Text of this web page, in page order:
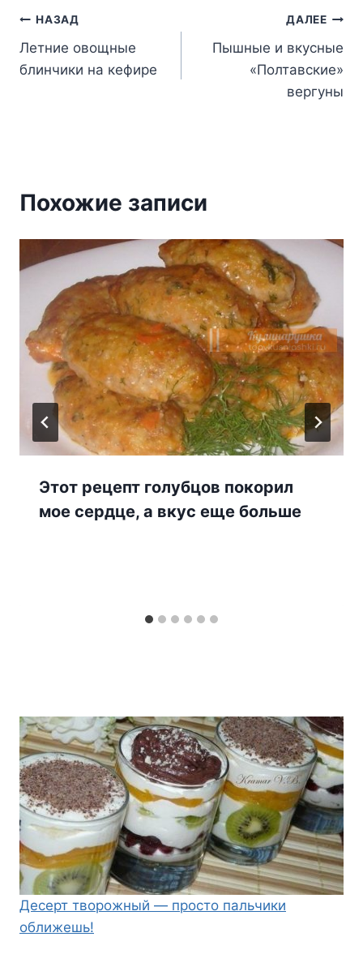
Навигация
по
НАЗАД
Летние овощные
блинчики на кефире
ДАЛЕЕ
Пышные и вкусные
«Полтавские»
вергуны
Похожие записи
Этот рецепт голубцов покорил
мое сердце, а вкус еще больше
Десерт творожный — просто пальчики
оближешь!